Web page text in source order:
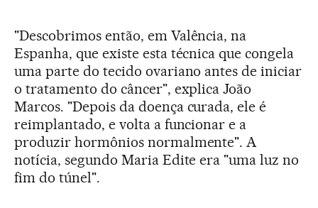
"Descobrimos então, em Valência, na
Espanha, que existe esta técnica que congela
uma parte do tecido ovariano antes de iniciar
o tratamento do câncer", explica João
Marcos. "Depois da doença curada, ele é
reimplantado, e volta a funcionar e a
produzir hormônios normalmente". A
notícia, segundo Maria Edite era "uma luz no
fim do túnel".